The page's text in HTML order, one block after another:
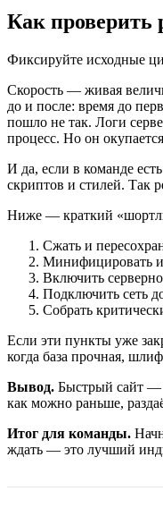
Как проверить
Фиксируйте исходные
Скорость — живая
до и после: время до
пошло не так. Логи
процесс. Но он
И да, если в команде
скриптов и стилей. Так
Ниже — краткий
Сжать и
Минифицировать и
Включить
Подключить сеть
Собрать
Если эти пункты уже
когда база прочная,
Вывод. Быстрый сайт —
как можно раньше,
Итог для команды.
ждать — это лучший